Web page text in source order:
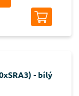
- bílý